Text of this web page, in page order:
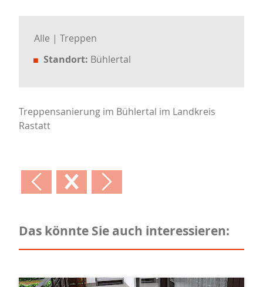
Alle
Treppen
Standort: Bühlertal
Treppensanierung im Bühlertal im Landkreis
Rastatt
Das könnte Sie auch interessieren: